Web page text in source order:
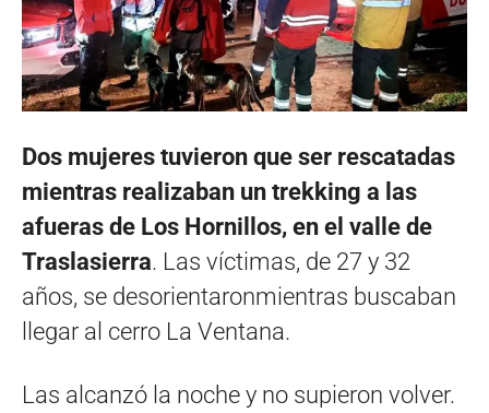
Dos mujeres tuvieron que ser rescatadas
mientras realizaban un trekking a las
afueras de Los Hornillos, en el valle de
Traslasierra. Las víctimas, de 27 y 32
años, se desorientaronmientras buscaban
llegar al cerro La Ventana.
Las alcanzó la noche y no supieron volver.